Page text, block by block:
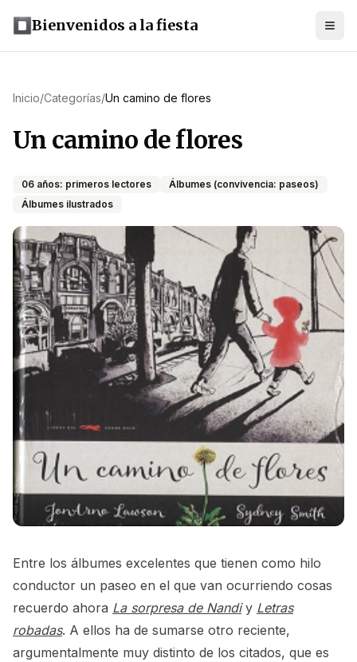
Bienvenidos a la fiesta
Inicio/Categorías/Un camino de flores
Un camino de flores
06 años: primeros lectores
Álbumes (convivencia: paseos)
Álbumes ilustrados
Entre los álbumes excelentes que tienen como hilo
conductor un paseo en el que van ocurriendo cosas
recuerdo ahora La sorpresa de Nandiy Letras
robadas. A ellos ha de sumarse otro reciente,
argumentalmente muy distinto de los citados, que es